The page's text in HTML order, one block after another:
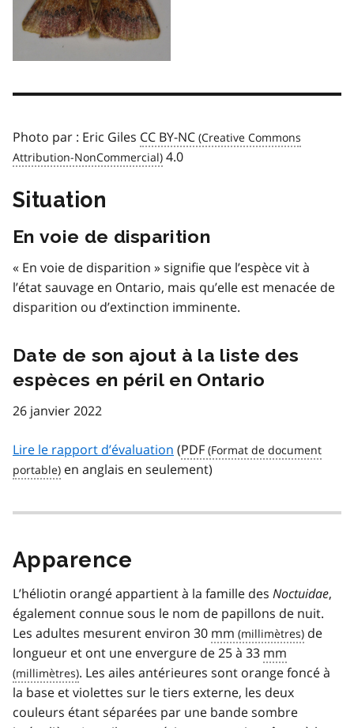
Photo par : Eric Giles CC BY-NC
4.0
Situation
En voie de disparition
« En voie de disparition » signifie que l’espèce vit à
l’état sauvage en Ontario, mais qu’elle est menacée de
disparition ou d’extinction imminente.
Date de son ajout à la liste des
espèces en péril en Ontario
26 janvier 2022
Lire le rapport d’évaluation (PDF
en anglais en seulement)
Apparence
L’héliotin orangé appartient à la famille des Noctuidae,
également connue sous le nom de papillons de nuit.
Les adultes mesurent environ 30 mm
de
longueur et ont une envergure de 25 à 33 mm
. Les ailes antérieures sont orange foncé à
la base et violettes sur le tiers externe, les deux
couleurs étant séparées par une bande sombre